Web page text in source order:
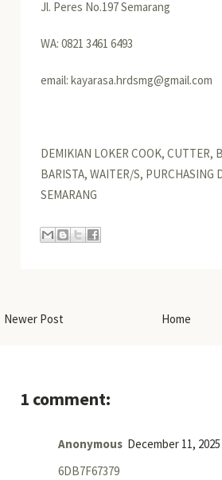
Jl. Peres No.197 Semarang
WA: 0821 3461 6493
email: kayarasa.hrdsmg@gmail.com
DEMIKIAN LOKER COOK, CUTTER,
BARISTA, WAITER/S, PURCHASING
SEMARANG
Newer Post Home
1 comment:
Anonymous December 11, 2025
6DB7F67379